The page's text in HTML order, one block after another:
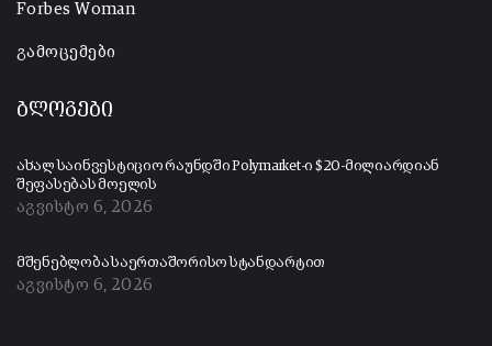
Forbes Woman
გამოცემები
ბლოგები
ახალ საინვესტიციო რაუნდში Polymarket-ი $20-მილიარდიან
შეფასებას მოელის
აგვისტო 6, 2026
მშენებლობა საერთაშორისო სტანდარტით
აგვისტო 6, 2026